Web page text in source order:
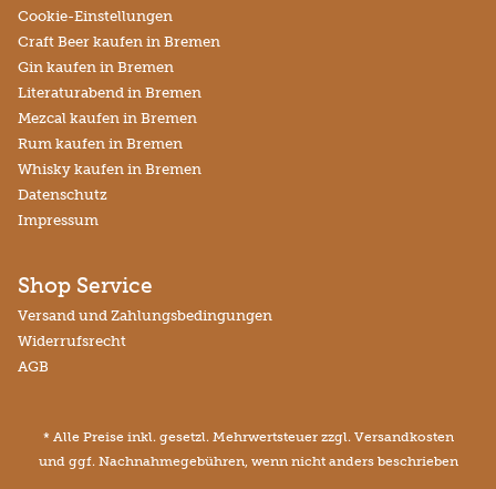
Cookie-Einstellungen
Craft Beer kaufen in Bremen
Gin kaufen in Bremen
Literaturabend in Bremen
Mezcal kaufen in Bremen
Rum kaufen in Bremen
Whisky kaufen in Bremen
Datenschutz
Impressum
Shop Service
Versand und Zahlungsbedingungen
Widerrufsrecht
AGB
* Alle Preise inkl. gesetzl. Mehrwertsteuer zzgl. Versandkosten
und ggf. Nachnahmegebühren, wenn nicht anders beschrieben